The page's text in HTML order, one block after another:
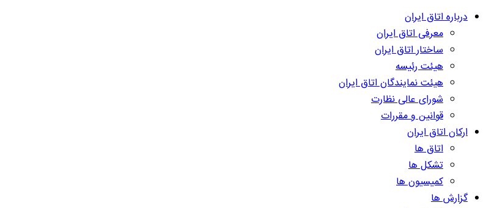
درباره اتاق ایران
معرفی اتاق ایران
ساختار اتاق ایران
هیئت رئیسه
هیئت نمایندگان اتاق ایران
شورای عالی نظارت
قوانین و مقررات
ارکان اتاق ایران
اتاق ها
تشکل ها
کمیسیون ها
گزارش ها